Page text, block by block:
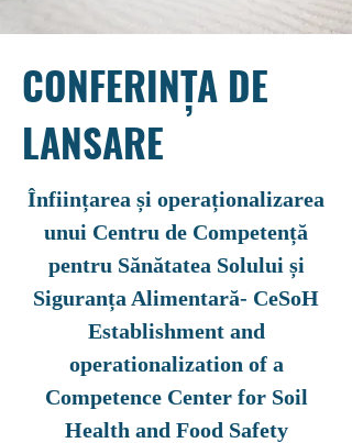
CONFERINȚA DE
LANSARE
Înființarea și operaționalizarea
unui Centru de Competență
pentru Sănătatea Solului și
Siguranța Alimentară- CeSoH
Establishment and
operationalization of a
Competence Center for Soil
Health and Food Safety